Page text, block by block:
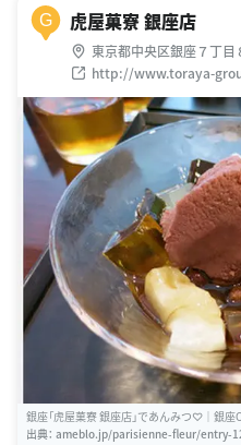
G 虎屋菓寮 銀座店
東京都中央区銀座７丁
http://www.toraya-
銀座「虎屋菓寮 銀座店」であんみつ♡｜銀
出典： ameblo.jp/parisienne-fleur/entry-